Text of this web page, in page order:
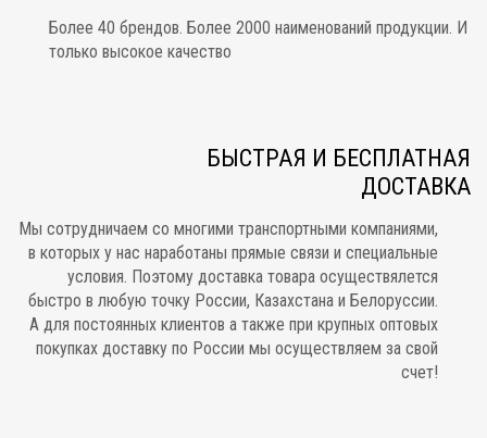
Более 40 брендов. Более 2000 наименований продукции. И
только высокое качество
БЫСТРАЯ И БЕСПЛАТНАЯ
ДОСТАВКА
Мы сотрудничаем со многими транспортными компаниями,
в которых у нас наработаны прямые связи и специальные
условия. Поэтому доставка товара осуществялется
быстро в любую точку России, Казахстана и Белоруссии.
А для постоянных клиентов а также при крупных оптовых
покупках доставку по России мы осуществляем за свой
счет!